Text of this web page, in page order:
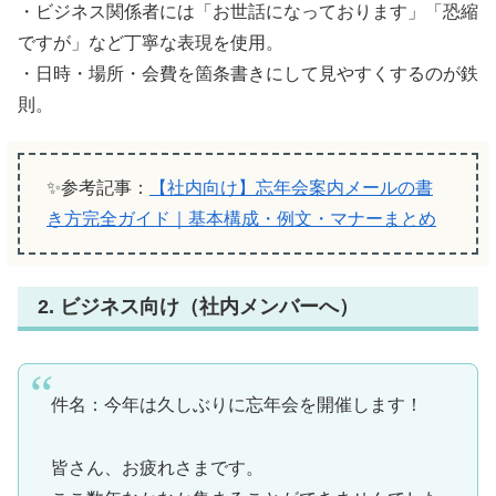
・ビジネス関係者には「お世話になっております」「恐縮
ですが」など丁寧な表現を使用。
・日時・場所・会費を箇条書きにして見やすくするのが鉄
則。
✨参考記事：
【社内向け】忘年会案内メールの書
き方完全ガイド｜基本構成・例文・マナーまとめ
2. ビジネス向け（社内メンバーへ）
件名：今年は久しぶりに忘年会を開催します！
皆さん、お疲れさまです。